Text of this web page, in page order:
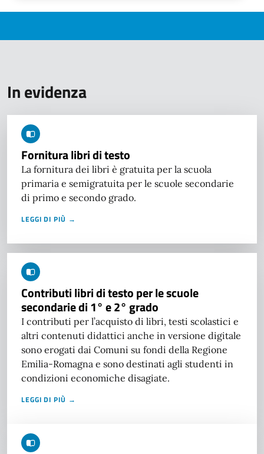
In evidenza
Fornitura libri di testo
La fornitura dei libri è gratuita per la scuola
primaria e semigratuita per le scuole secondarie
di primo e secondo grado.
LEGGI DI PIÙ →
Contributi libri di testo per le scuole
secondarie di 1° e 2° grado
I contributi per l’acquisto di libri, testi scolastici e
altri contenuti didattici anche in versione digitale
sono erogati dai Comuni su fondi della Regione
Emilia-Romagna e sono destinati agli studenti in
condizioni economiche disagiate.
LEGGI DI PIÙ →